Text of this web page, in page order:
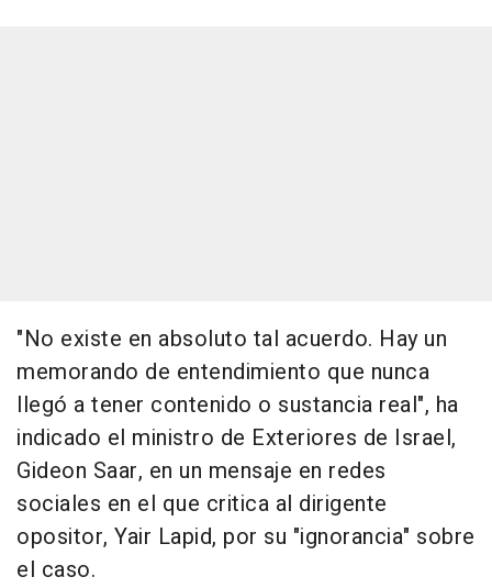
"No existe en absoluto tal acuerdo. Hay un
memorando de entendimiento que nunca
llegó a tener contenido o sustancia real", ha
indicado el ministro de Exteriores de Israel,
Gideon Saar, en un mensaje en redes
sociales en el que critica al dirigente
opositor, Yair Lapid, por su "ignorancia" sobre
el caso.